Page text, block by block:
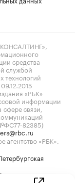
средства
службой
технологий
«РБК»
информации
связи,
82385)
агентство «РБК».